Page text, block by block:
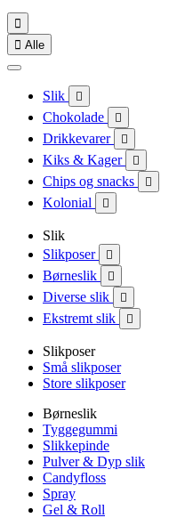

 Alle
Slik 
Chokolade 
Drikkevarer 
Kiks & Kager 
Chips og snacks 
Kolonial 
Slik
Slikposer

Børneslik 
Diverse slik 
Ekstremt slik 
Slikposer
Små slikposer
Store slikposer
Børneslik
Tyggegummi
Slikkepinde
Pulver & Dyp slik
Candyfloss
Spray
Gel & Roll